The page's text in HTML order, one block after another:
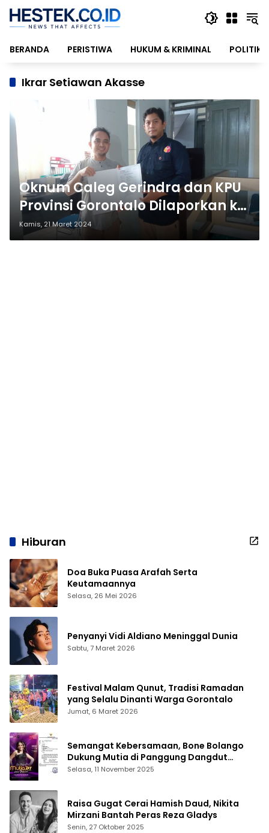
Langsung
konten
BERANDA
PERISTIWA HUKUM & KRIMINAL POLITIK
Ikrar Setiawan Akasse
Oknum Caleg Gerindra dan KPU
Provinsi Gorontalo Dilaporkan ke
Bawaslu
Kamis, 21 Maret 2024
Hiburan
Doa Buka Puasa Arafah Serta
Keutamaannya
Selasa, 26 Mei 2026
Penyanyi Vidi Aldiano Meninggal Dunia
Sabtu, 7 Maret 2026
Festival Malam Qunut, Tradisi Ramadan
yang Selalu Dinanti Warga Gorontalo
Jumat, 6 Maret 2026
Semangat Kebersamaan, Bone Bolango
Dukung Mutia di Panggung Dangdut
Academy 7
Selasa, 11 November 2025
Raisa Gugat Cerai Hamish Daud, Nikita
Mirzani Bantah Peras Reza Gladys
Senin, 27 Oktober 2025